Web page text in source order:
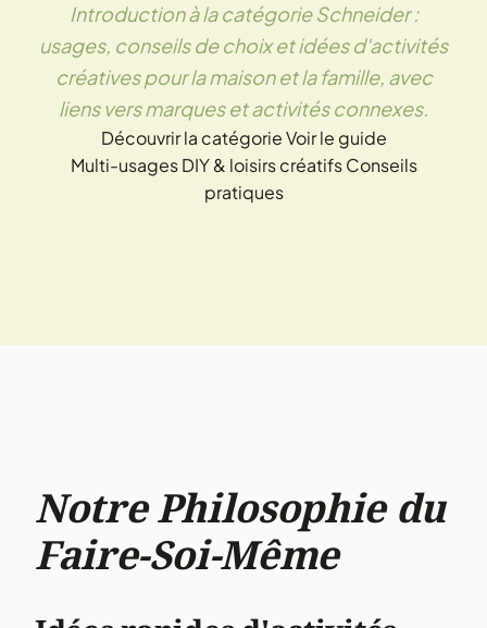
Introduction à la catégorie Schneider :
usages, conseils de choix et idées d'activités
créatives pour la maison et la famille, avec
liens vers marques et activités connexes.
Découvrir la catégorieVoir le guide
Multi-usages DIY & loisirs créatifs Conseils
pratiques
Notre Philosophie du
Faire-Soi-Même